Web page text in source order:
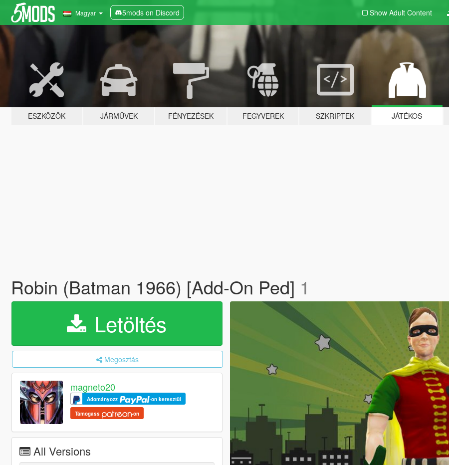
Magyar 5mods on Discord Show Adult Content
ESZKÖZÖK JÁRMŰVEK FÉNYEZÉSEK FEGYVEREK SZKRIPTEK JÁTÉKOS
Robin (Batman 1966) [Add-On Ped] 1
Letöltés
Megosztás
magneto20
Adományozz -on keresztül
Támogass -on
All Versions